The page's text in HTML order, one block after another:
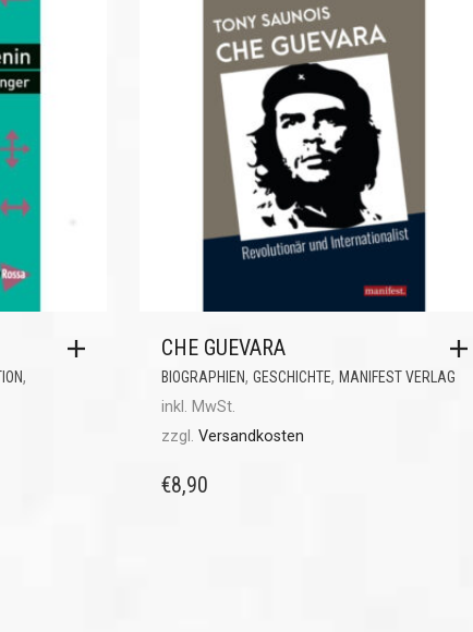
,
CHE GUEVARA
BIOGRAPHIEN, GESCHICHTE, MANIFEST VERLAG
inkl. MwSt.
zzgl. Versandkosten
€8,90